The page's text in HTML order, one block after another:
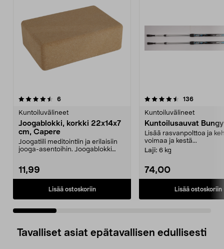
6arvostelut
Kuntoiluvälineet
Joogablokki, korkki 22x14x7
cm, Capere
Joogatiili meditointiin ja erilaisiin
jooga-asentoihin. Joogablokki
11,99
Lisää ostoskoriin
4.5 viidestä
136arvostelut
Kuntoiluvälineet
Kuntoilusauvat
Lisää rasvanpolttoa ja
voimaa ja kestä...
Laji: 6 kg
74,00
Lisää ostoskoriin
4.5 viidestä
Tavalliset asiat epätavallisen edullisesti